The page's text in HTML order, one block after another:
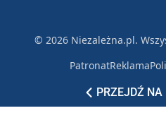
PRZEJDŹ
© 2026 Niezależna.pl.
PatronatReklama